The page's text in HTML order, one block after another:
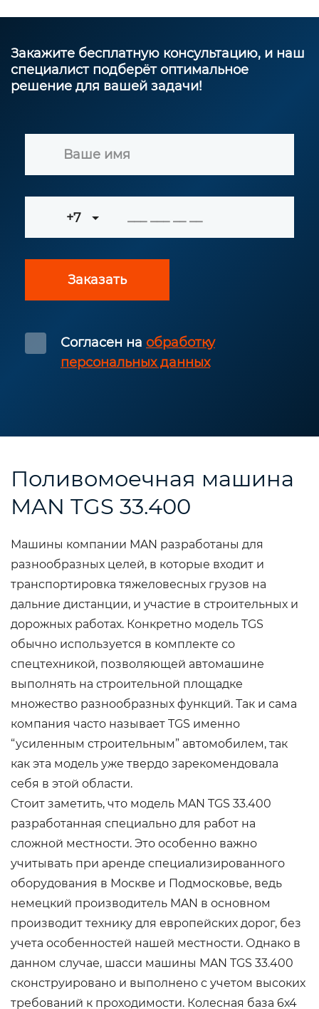
Закажите бесплатную консультацию, и наш
специалист подберёт оптимальное
решение для вашей задачи!
+7
Заказать
Согласен на обработку
персональных данных
Поливомоечная машина
MAN TGS 33.400
Машины компании MAN разработаны для
разнообразных целей, в которые входит и
транспортировка тяжеловесных грузов на
дальние дистанции, и участие в строительных и
дорожных работах. Конкретно модель TGS
обычно используется в комплекте со
спецтехникой, позволяющей автомашине
выполнять на строительной площадке
множество разнообразных функций. Так и сама
компания часто называет TGS именно
“усиленным строительным” автомобилем, так
как эта модель уже твердо зарекомендовала
себя в этой области.
Стоит заметить, что модель MAN TGS 33.400
разработанная специально для работ на
сложной местности. Это особенно важно
учитывать при аренде специализированного
оборудования в Москве и Подмосковье, ведь
немецкий производитель MAN в основном
производит технику для европейских дорог, без
учета особенностей нашей местности. Однако в
данном случае, шасси машины MAN TGS 33.400
сконструировано и выполнено с учетом высоких
требований к проходимости. Колесная база 6х4